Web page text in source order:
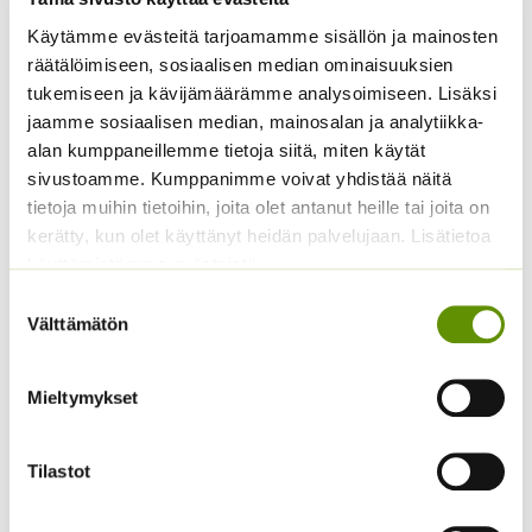
Käytämme evästeitä tarjoamamme sisällön ja mainosten
räätälöimiseen, sosiaalisen median ominaisuuksien
tukemiseen ja kävijämäärämme analysoimiseen. Lisäksi
jaamme sosiaalisen median, mainosalan ja analytiikka-
alan kumppaneillemme tietoja siitä, miten käytät
sivustoamme. Kumppanimme voivat yhdistää näitä
tietoja muihin tietoihin, joita olet antanut heille tai joita on
kerätty, kun olet käyttänyt heidän palvelujaan. Lisätietoa
käyttämistämme evästeistä
valinta
Välttämätön
Mieltymykset
Tilastot
Rosmariini 1 tai 5 g
11,90€ – 22,90 € Hintaluokka:
11,90 €
-
Sisältää
Ryytisalvia
2,60€ Sisältää arvonlisäveron